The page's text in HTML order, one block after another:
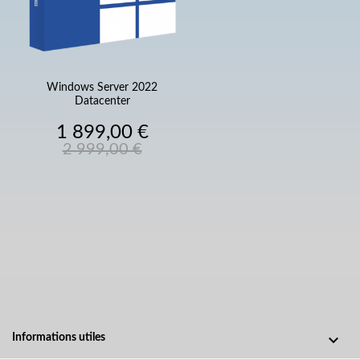
Windows Server 2022
Datacenter
Prix
1 899,00 €Prix
2 999,00 €
Informations utiles 